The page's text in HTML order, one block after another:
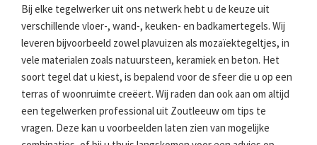
Bij elke tegelwerker uit ons netwerk hebt u de keuze uit
verschillende vloer-, wand-, keuken- en badkamertegels. Wij
leveren bijvoorbeeld zowel plavuizen als mozaïektegeltjes, in
vele materialen zoals natuursteen, keramiek en beton. Het
soort tegel dat u kiest, is bepalend voor de sfeer die u op een
terras of woonruimte creëert. Wij raden dan ook aan om altijd
een tegelwerken professional uit Zoutleeuw om tips te
vragen. Deze kan u voorbeelden laten zien van mogelijke